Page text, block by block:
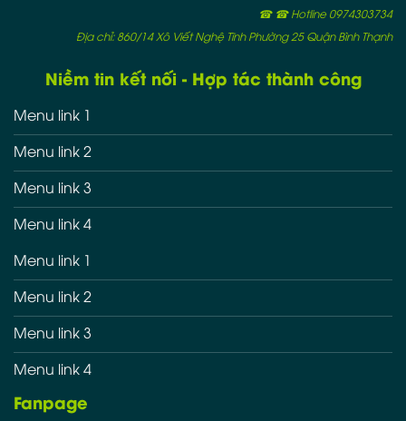
☎ ☎ Hotline 0974303734
Địa chỉ: 860/14 Xô Viết Nghệ Tĩnh Phường 25 Quận Bình Thạnh
Niềm tin kết nối - Hợp tác thành công
Menu link 1
Menu link 2
Menu link 3
Menu link 4
Menu link 1
Menu link 2
Menu link 3
Menu link 4
Fanpage